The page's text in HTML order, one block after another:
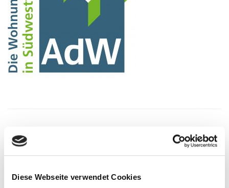
Diese Webseite verwendet Cookies
Öffnungszeiten